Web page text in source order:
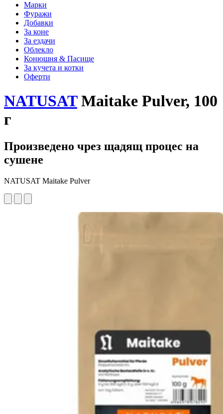
Марки
Фуражи
Добавки
За коне
За ездачи
Облекло
Конюшня & Пасище
За кучета и котки
Оферти
NATUSATMaitake Pulver, 100
г
Произведено чрез щадящ процес на
сушене
NATUSAT Maitake Pulver